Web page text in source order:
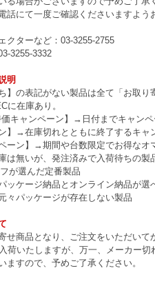
話にて一度ご確認くださいますよう
クターなど：03-3255-2755
3255-3332
明
】の表記がない製品は全て「お取り
に在庫あり。
価キャンペーン】→日付までキャン
】→在庫切れとともに終了するキャ
ーン】→期間や台数限定でお得なオ
は無いが、発注済みで入荷待ちの製
が選んだ定番製品
ッケージ納品とオンライン納品が選
々パッケージが存在しない製品
せ商品となり、ご注文をいただいて
荷いたしますが、万一、メーカー
ますので、予めご了承ください。